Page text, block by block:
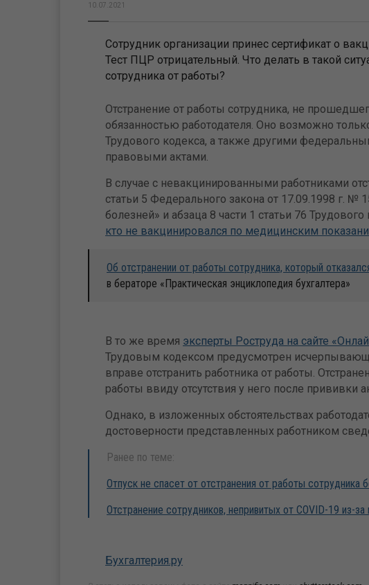
10.07.2021
Сотрудник организации принес сертификат о
Тест ПЦР отрицательный. Что делать в такой
сотрудника от работы?
Отстранение от работы сотрудника, не
обязанностью работодателя. Оно возможно
Трудового кодекса, а также другими
правовыми актами.
В случае с невакцинированными работниками
статьи 5 Федерального закона от 17.09.1998 г.
болезней» и абзаца 8 части 1 статьи 76
кто не вакцинировался по медицинским
Об отстранении от работы сотрудника, который
в бераторе «Практическая энциклопедия бухгалтера»
В то же время эксперты Роструда на сайте
Трудовым кодексом предусмотрен
вправе отстранить работника от работы.
работы ввиду отсутствия у него после прививки
Однако, в изложенных обстоятельствах
достоверности представленных работником
Ранее по теме:
Отпуск не спасет от отстранения от работы сотрудника
Отстранение сотрудников, непривитых от COVID-19 из-
Бухгалтерия.ру